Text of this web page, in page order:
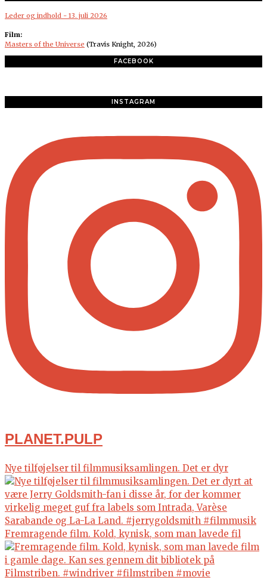
Leder og indhold - 13. juli 2026
Film:
Masters of the Universe (Travis Knight, 2026)
FACEBOOK
INSTAGRAM
PLANET.PULP
Nye tilføjelser til filmmusiksamlingen. Det er dyr
Fremragende film. Kold, kynisk, som man lavede fil